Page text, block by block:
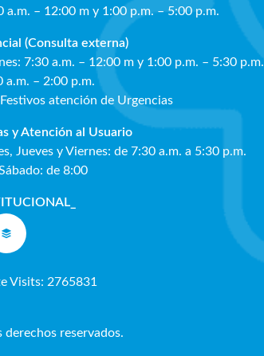
a.m. – 12:00 m y 1:00 p.m. – 5:00 p.m.
(Consulta externa)
7:30 a.m. – 12:00 m y 1:00 p.m. – 5:30 p.m.
a.m. – 2:00 p.m.
atención de Urgencias
y Atención al Usuario
Jueves y Viernes: de 7:30 a.m. a 5:30 p.m.
de 8:00
_
Visits: 2765831
reservados.